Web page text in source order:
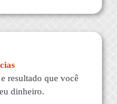
resultado que você
dinheiro.